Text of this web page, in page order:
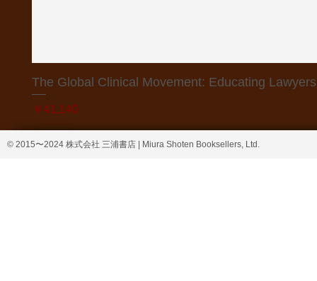
The Global Clinical Movement: Educating
価格
￥41,140
© 2015〜2024 株式会社 三浦書店 | Miura Shoten Booksellers, Ltd.